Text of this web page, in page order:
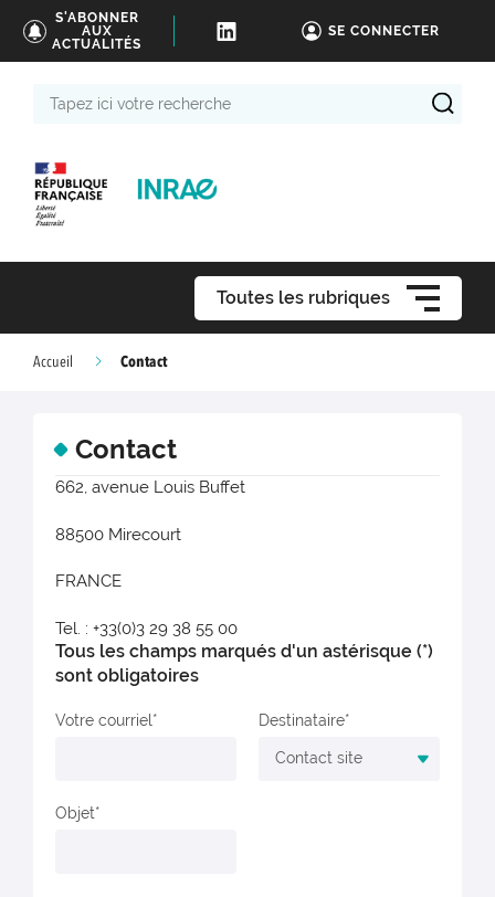
S'ABONNER
AUX
ACTUALITÉS
SE CONNECTER
Toutes les rubriques
Accueil Contact
Contact
662, avenue Louis Buffet
88500 Mirecourt
FRANCE
Tel. : +33(0)3 29 38 55 00
Tous les champs marqués d'un astérisque (*)
sont obligatoires
Votre courriel Destinataire
Objet